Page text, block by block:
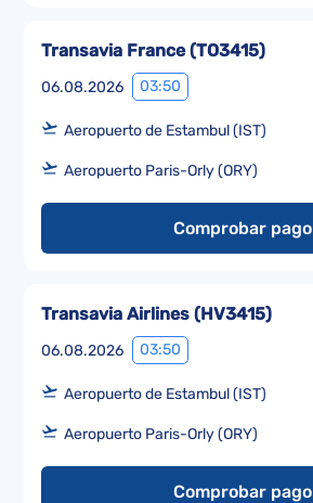
06.08.2026 03:50
Transavia France(TO3415)
Aeropuerto de Estambul (IST)
Aeropuerto Paris-Orly (ORY)
Comprobar pago
06.08.2026 03:50
Transavia Airlines (HV3415)
Aeropuerto de Estambul (IST)
Aeropuerto Paris-Orly (ORY)
Comprobar pago